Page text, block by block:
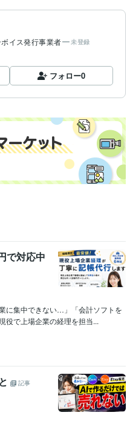
イス発行事業者 未登録
フォロー0
で対応中
に集中できない…」「会計ソフトを
役で上場企業の経理を担当...
記事